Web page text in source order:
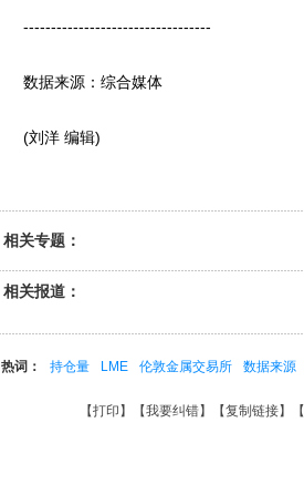
----------------------------------
数据来源：综合媒体
(刘洋 编辑)
相关专题：
相关报道：
热词： 持仓量 LME 伦敦金属交易所 数据来源
【打印 】【我要纠错】【复制链接】【